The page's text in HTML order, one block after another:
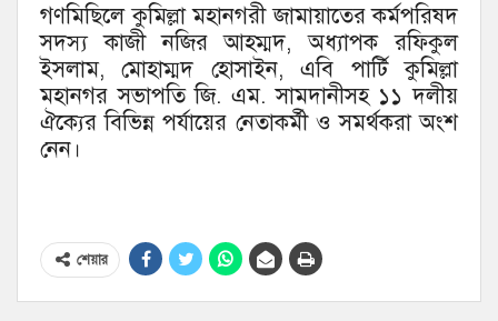
‎গণমিছিলে কুমিল্লা মহানগরী জামায়াতের কর্মপরিষদ
সদস্য কাজী নজির আহম্মদ, অধ্যাপক রফিকুল
ইসলাম, মোহাম্মদ হোসাইন, এবি পার্টি কুমিল্লা
মহানগর সভাপতি জি. এম. সামদানীসহ ১১ দলীয়
ঐক্যের বিভিন্ন পর্যায়ের নেতাকর্মী ও সমর্থকরা অংশ
নেন।
শেয়ার